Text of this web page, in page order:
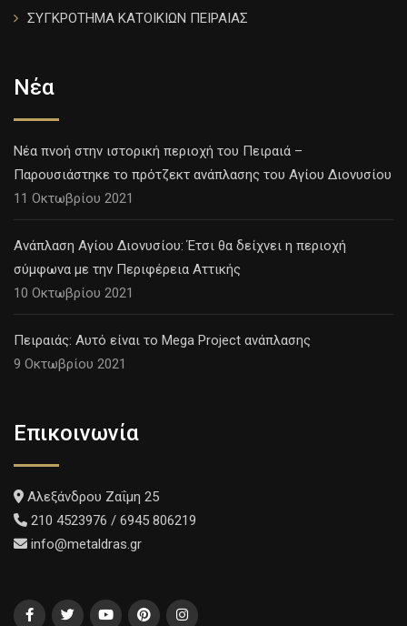
ΣΥΓΚΡΟΤΗΜΑ ΚΑΤΟΙΚΙΩΝ ΠΕΙΡΑΙΑΣ
Νέα
Νέα πνοή στην ιστορική περιοχή του Πειραιά –
Παρουσιάστηκε το πρότζεκτ ανάπλασης του Αγίου Διονυσίου
11 Οκτωβρίου 2021
Ανάπλαση Αγίου Διονυσίου: Έτσι θα δείχνει η περιοχή
σύμφωνα με την Περιφέρεια Αττικής
10 Οκτωβρίου 2021
Πειραιάς: Αυτό είναι το Mega Project ανάπλασης
9 Οκτωβρίου 2021
Επικοινωνία
Αλεξάνδρου Ζαΐμη 25
210 4523976 / 6945 806219
info@metaldras.gr